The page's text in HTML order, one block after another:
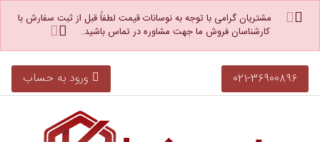
مشتریان گرامی با توجه به نوسانات قیمت لطفاً قبل از ثبت سفارش با
کارشناسان فروش ما جهت مشاوره در تماس باشید.
021-36900896 ورود به حساب